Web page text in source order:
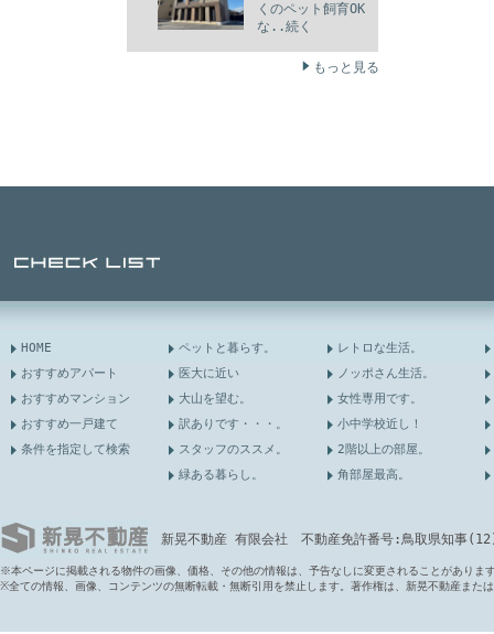
くのペット飼育OK
な..続く
もっと見る
HOME
おすすめアパート
おすすめマンション
おすすめ一戸建て
条件を指定して検索
ペットと暮らす。
医大に近い
大山を望む。
訳ありです・・・。
スタッフのススメ。
緑ある暮らし。
レトロな生活。
ノッポさん生活。
女性専用です。
小中学校近し！
2階以上の部屋。
角部屋最高。
新晃不動産 有限会社 不動産免許番号:鳥取県知事
※本ページに掲載される物件の画像、価格、その他の情報は、予告なしに変更されることがありま
※全ての情報、画像、コンテンツの無断転載・無断引用を禁止します。著作権は、新晃不動産また